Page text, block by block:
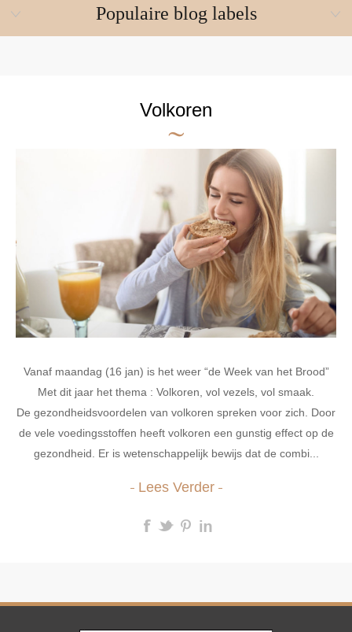
Populaire blog labels
Volkoren
Vanaf maandag (16 jan) is het weer “de Week van het Brood”
Met dit jaar het thema : Volkoren, vol vezels, vol smaak.
De gezondheidsvoordelen van volkoren spreken voor zich. Door
de vele voedingsstoffen heeft volkoren een gunstig effect op de
gezondheid. Er is wetenschappelijk bewijs dat de combi...
Lees Verder